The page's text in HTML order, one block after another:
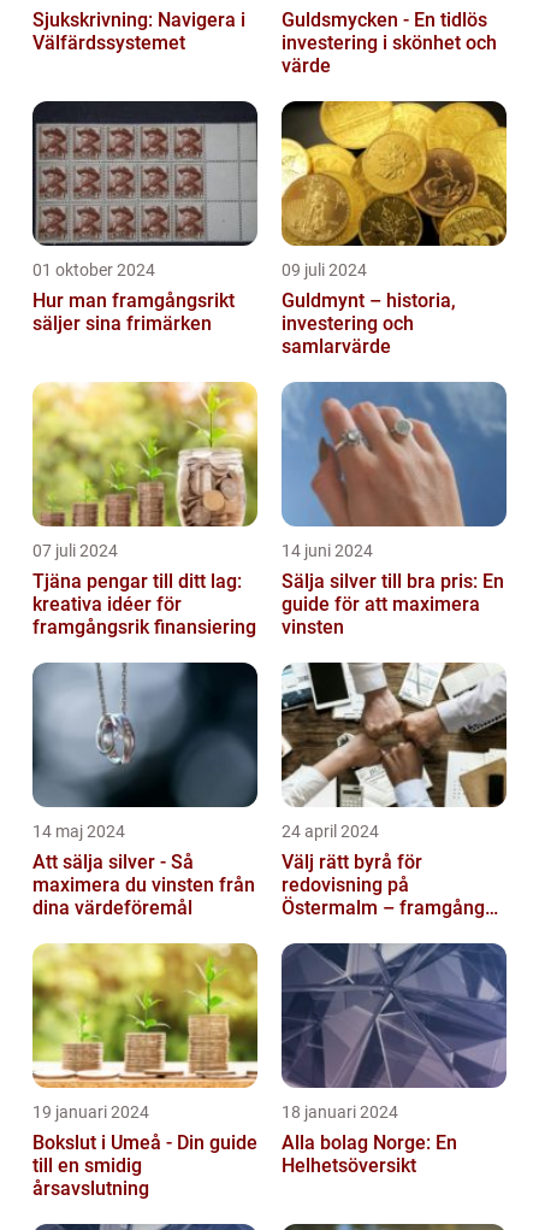
Sjukskrivning: Navigera i
Välfärdssystemet
Guldsmycken - En tidlös
investering i skönhet och
värde
01 oktober 2024
Hur man framgångsrikt
säljer sina frimärken
09 juli 2024
Guldmynt – historia,
investering och
samlarvärde
07 juli 2024
Tjäna pengar till ditt lag:
kreativa idéer för
framgångsrik finansiering
14 juni 2024
Sälja silver till bra pris: En
guide för att maximera
vinsten
14 maj 2024
Att sälja silver - Så
maximera du vinsten från
dina värdeföremål
24 april 2024
Välj rätt byrå för
redovisning på
Östermalm – framgång
19 januari 2024
Bokslut i Umeå - Din guide
till en smidig
årsavslutning
18 januari 2024
Alla bolag Norge: En
Helhetsöversikt